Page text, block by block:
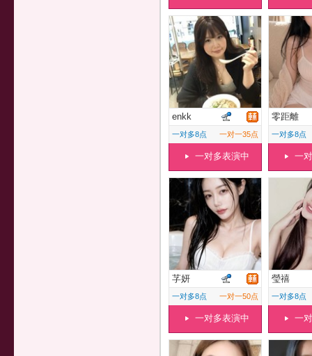
enkk
一对多8点 一对一35点
一对多表演中
零距離
一对多8点
一
芓妍
一对多8点 一对一50点
一对多表演中
瑩禧
一对多8点
一